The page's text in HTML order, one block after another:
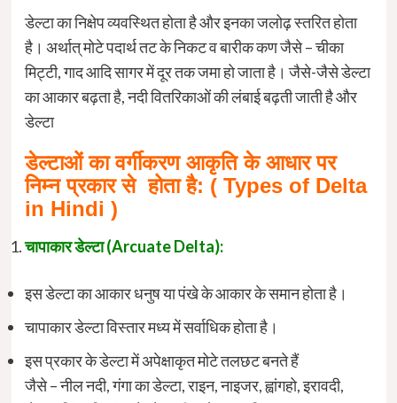
डेल्टा का निक्षेप व्यवस्थित होता है और इनका जलोढ़ स्तरित होता
है। अर्थात् मोटे पदार्थ तट के निकट व बारीक कण जैसे – चीका
मिट्टी, गाद आदि सागर में दूर तक जमा हो जाता है। जैसे-जैसे डेल्टा
का आकार बढ़ता है, नदी वितरिकाओं की लंबाई बढ़ती जाती है और
डेल्टा
डेल्टाओं का वर्गीकरण आकृति के आधार पर
निम्न प्रकार से होता है: ( Types of Delta
in Hindi )
चापाकार डेल्टा (Arcuate Delta):
इस डेल्टा का आकार धनुष या पंखे के आकार के समान होता है।
चापाकार डेल्टा विस्तार मध्य में सर्वाधिक होता है।
इस प्रकार के डेल्टा में अपेक्षाकृत मोटे तलछट बनते हैं
जैसे – नील नदी, गंगा का डेल्टा, राइन, नाइजर, ह्वांगहो, इरावदी,